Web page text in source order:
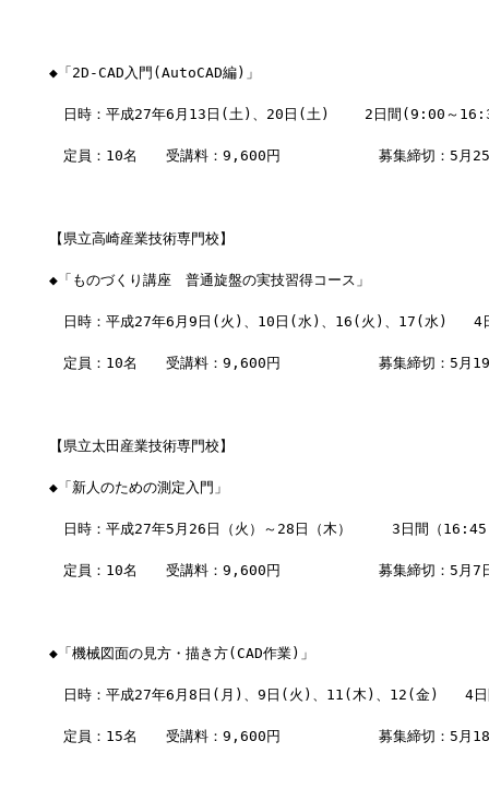
◆「2D-CAD入門(AutoCAD編)」
日時：平成27年6月13日(土)、20日(土)    2日間(9:00～
定員：10名　　受講料：9,600円　　        募集締切：5月
【県立高崎産業技術専門校】
◆「ものづくり講座　普通旋盤の実技習得コース」
日時：平成27年6月9日(火)、10日(水)、16(火)、17(水)
定員：10名　　受講料：9,600円　　        募集締切：5月
【県立太田産業技術専門校】
◆「新人のための測定入門」
日時：平成27年5月26日（火）～28日（木）　   3日間（
定員：10名　　受講料：9,600円　　        募集締切：5月7
◆「機械図面の見方・描き方(CAD作業)」
日時：平成27年6月8日(月)、9日(火)、11(木)、12(金)   4
定員：15名　　受講料：9,600円　　        募集締切：5月